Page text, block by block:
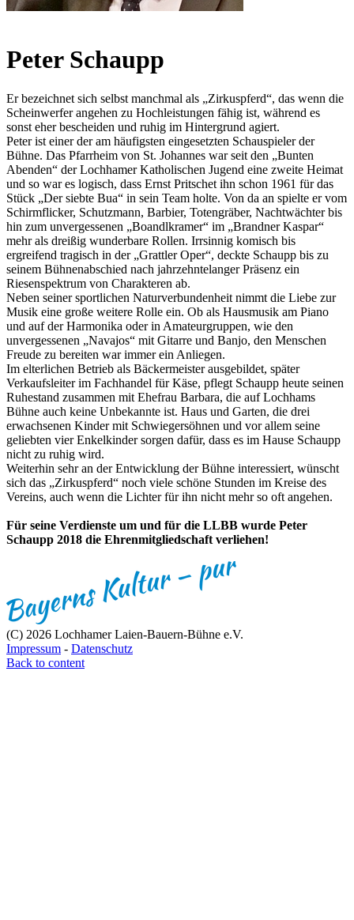
Peter Schaupp
Er bezeichnet sich selbst manchmal als „Zirkuspferd“, das wenn die
Scheinwerfer angehen zu Hochleistungen fähig ist, während es
sonst eher bescheiden und ruhig im Hintergrund agiert.
Peter ist einer der am häufigsten eingesetzten Schauspieler der
Bühne. Das Pfarrheim von St. Johannes war seit den „Bunten
Abenden“ der Lochhamer Katholischen Jugend eine zweite Heimat
und so war es logisch, dass Ernst Pritschet ihn schon 1961 für das
Stück „Der siebte Bua“ in sein Team holte. Von da an spielte er vom
Schirmflicker, Schutzmann, Barbier, Totengräber, Nachtwächter bis
hin zum unvergessenen „Boandlkramer“ im „Brandner Kaspar“
mehr als dreißig wunderbare Rollen. Irrsinnig komisch bis
ergreifend tragisch in der „Grattler Oper“, deckte Schaupp bis zu
seinem Bühnenabschied nach jahrzehntelanger Präsenz ein
Riesenspektrum von Charakteren ab.
Neben seiner sportlichen Naturverbundenheit nimmt die Liebe zur
Musik eine große weitere Rolle ein. Ob als Hausmusik am Piano
und auf der Harmonika oder in Amateurgruppen, wie den
unvergessenen „Navajos“ mit Gitarre und Banjo, den Menschen
Freude zu bereiten war immer ein Anliegen.
Im elterlichen Betrieb als Bäckermeister ausgebildet, später
Verkaufsleiter im Fachhandel für Käse, pflegt Schaupp heute seinen
Ruhestand zusammen mit Ehefrau Barbara, die auf Lochhams
Bühne auch keine Unbekannte ist. Haus und Garten, die drei
erwachsenen Kinder mit Schwiegersöhnen und vor allem seine
geliebten vier Enkelkinder sorgen dafür, dass es im Hause Schaupp
nicht zu ruhig wird.
Weiterhin sehr an der Entwicklung der Bühne interessiert, wünscht
sich das „Zirkuspferd“ noch viele schöne Stunden im Kreise des
Vereins, auch wenn die Lichter für ihn nicht mehr so oft angehen.
Für seine Verdienste um und für die LLBB wurde Peter
Schaupp 2018 die Ehrenmitgliedschaft verliehen!
(C) 2026 Lochhamer Laien-Bauern-Bühne e.V.
Impressum - Datenschutz
Back to content